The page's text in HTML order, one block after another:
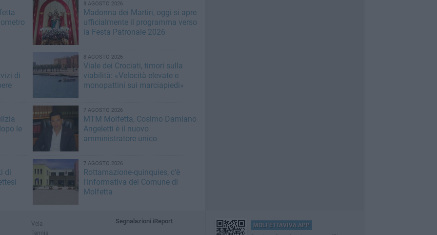
8 AGOSTO 2026
Madonna dei Martiri, oggi si apre
ufficialmente il programma verso
la Festa Patronale 2026
di
8 AGOSTO 2026
Viale dei Crociati, timori sulla
viabilità: «Velocità elevate e
monopattini sui marciapiedi»
le
7 AGOSTO 2026
MTM Molfetta, Cosimo Damiano
Angeletti è il nuovo
amministratore unico
di
7 AGOSTO 2026
Rottamazione-quinquies, c'è
l'informativa del Comune di
Molfetta
Vela
Tennis
Segnalazioni iReport
MOLFETTAVIVA APP